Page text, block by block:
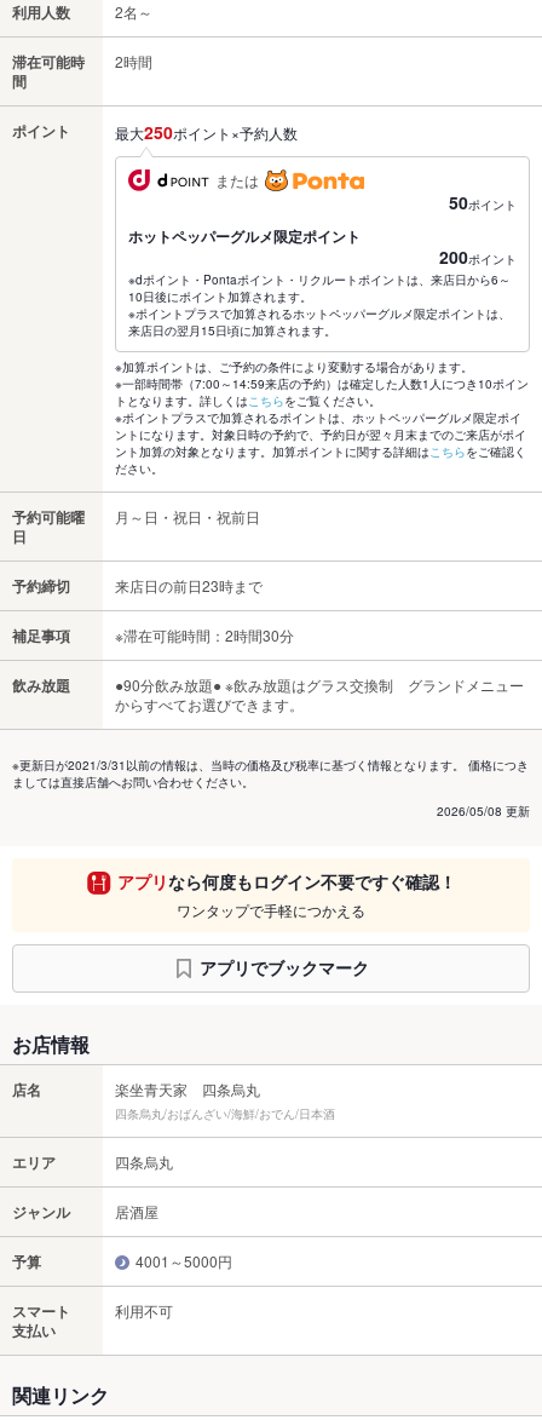
利用人数 2名～
滞在可能時
間
2時間
ポイント 最大250ポイント×予約人数
または
50ポイント
ホットペッパーグルメ限定ポイント
200ポイント
※dポイント・Pontaポイント・リクルートポイントは、来店日から6～
10日後にポイント加算されます。
※ポイントプラスで加算されるホットペッパーグルメ限定ポイントは、
来店日の翌月15日頃に加算されます。
※加算ポイントは、ご予約の条件により変動する場合があります。
※一部時間帯（7:00～14:59来店の予約）は確定した人数1人につき10ポイン
トとなります。詳しくはこちらをご覧ください。
※ポイントプラスで加算されるポイントは、ホットペッパーグルメ限定ポイ
ントになります。対象日時の予約で、予約日が翌々月末までのご来店がポイ
ント加算の対象となります。加算ポイントに関する詳細はこちらをご確認く
ださい。
予約可能曜
日
月～日・祝日・祝前日
予約締切 来店日の前日23時まで
補足事項 ※滞在可能時間：2時間30分
飲み放題
●90分飲み放題● ※飲み放題はグラス交換制 グランドメニュー
からすべてお選びできます。
※更新日が2021/3/31以前の情報は、当時の価格及び税率に基づく情報となります。 価格につき
ましては直接店舗へお問い合わせください。
2026/05/08 更新
アプリなら何度もログイン不要ですぐ確認！
ワンタップで手軽につかえる
アプリでブックマーク
お店情報
店名 楽坐青天家 四条烏丸
四条烏丸/おばんざい/海鮮/おでん/日本酒
エリア 四条烏丸
ジャンル 居酒屋
予算 4001～5000円
スマート
支払い
利用不可
関連リンク